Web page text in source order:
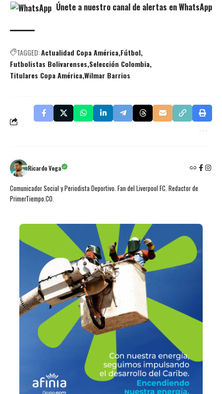
Únete a nuestro canal de alertas en WhatsApp
TAGGED:Actualidad Copa América Fútbol
Futbolistas Bolivarenses Selección Colombia
Titulares Copa AméricaWilmar Barrios
Ricardo Vega
Comunicador Social y Periodista Deportivo. Fan del Liverpool FC. Redactor de
PrimerTiempo.CO.